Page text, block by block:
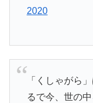
2020
「くしゃがら
るで今、世の